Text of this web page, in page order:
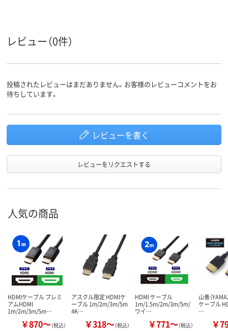
レビュー（0件）
投稿されたレビューはまだありません。お客様のレビューコメントをお
待ちしています。
レビューを書く
レビューをリクエストする
人気の商品
HDMIケーブル プレミ
アムHDMI
1m/2m/3m/5m…
￥870～（税込）
アスクル限定 HDMIケ
ーブル 1m/2m/3m/5m
4K…
￥318～（税込）
HDMI ケーブル
1m/1.5m/2m/3m/5m/
ワイ…
￥771～（税込）
山善（
ケーブル
…
￥